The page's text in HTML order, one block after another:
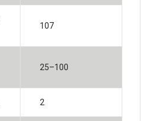
107
25–100
2